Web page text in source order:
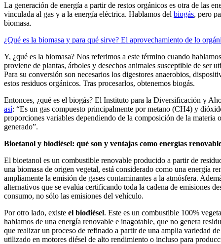
La generación de energía a partir de restos orgánicos es otra de las
vinculada al gas y a la energía eléctrica. Hablamos del biogás, pero
biomasa.
¿Qué es la biomasa y para qué sirve? El aprovechamiento de lo
Y, ¿qué es la biomasa? Nos referimos a este término cuando
proviene de plantas, árboles y desechos animales susceptible de ser
Para su conversión son necesarios los digestores anaerobios,
estos residuos orgánicos. Tras procesarlos, obtenemos biogás.
Entonces, ¿qué es el biogás? El Instituto para la Diversificación y
así: “Es un gas compuesto principalmente por metano (CH4) y
proporciones variables dependiendo de la composición de la materia
generado”.
Bioetanol y biodiésel: qué son y ventajas como energías
El bioetanol es un combustible renovable producido a partir de
una biomasa de origen vegetal, está considerado como una energía
ampliamente la emisión de gases contaminantes a la atmósfera.
alternativos que se evalúa certificando toda la cadena de emisiones
consumo, no sólo las emisiones del vehículo.
Por otro lado, existe el biodiésel. Este es un combustible 100%
hablamos de una energía renovable e inagotable, que no genera
que realizar un proceso de refinado a partir de una amplia variedad de
utilizado en motores diésel de alto rendimiento o incluso para